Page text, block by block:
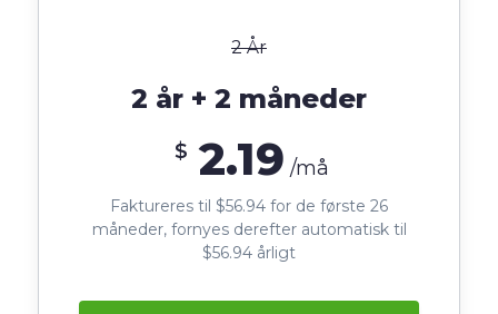
2 År
2 år + 2 måneder
$ 2.19 /må
Faktureres til $56.94 for de første 26
måneder, fornyes derefter automatisk til
$56.94 årligt